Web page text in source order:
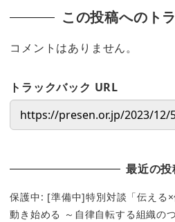
この投稿へのト
コメントはありません。
トラックバック URL
最近の投
保護中: [準備中]特別対談「伝える
動き始める ～自律自転する組織の